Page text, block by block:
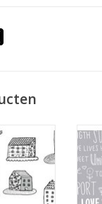
van